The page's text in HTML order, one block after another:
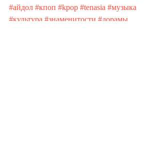
#айдол #кпоп #kpop #tenasia #музыка
#культура #знаменитости #дорамы